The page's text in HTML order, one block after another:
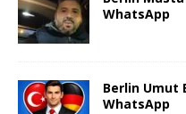
WhatsApp
Berlin Umut
WhatsApp